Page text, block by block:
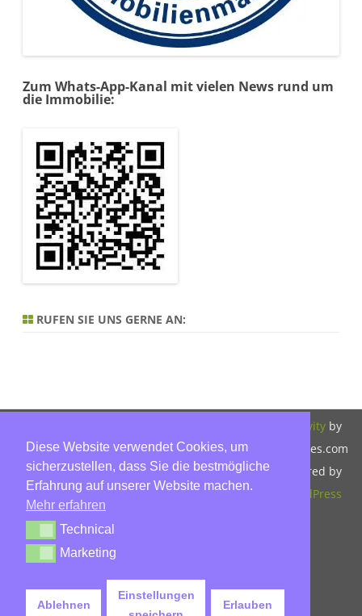
Zum Whats-App-Kanal mit vielen News rund um
die Immobilie:
RUFEN SIE UNS GERNE AN:
Hinnerk Warter,
Warter-
Immobilien,
Lübeck, Tel: 0451-
30503930, Mobil:
info@warter-
unsere
Datenschutzerklärung.
ZeroGravityby
GalussoThemes.com
Powered by
WordPress
Diese Website verwendet Cookies, um
sicherzustellen, dass Sie die bestmögliche
Erfahrung auf unserer Website machen.
Mehr erfahren
TechnicalTechnical
MarketingMarketing
Ablehnen
Einstellungen
Erlauben